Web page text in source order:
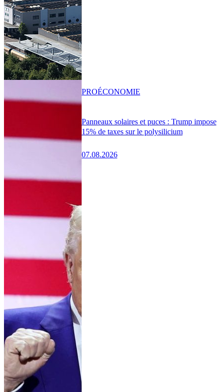
Panneaux solaires et puces : Trump impose
15% de taxes sur le polysilicium
07.08.2026
PROÉCONOMIE